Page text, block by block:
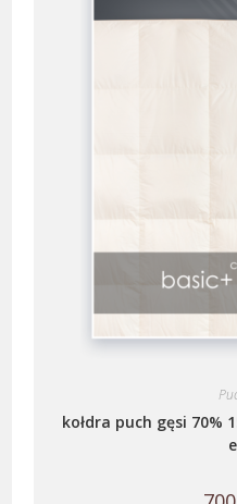
kołdra puch gęsi 70%